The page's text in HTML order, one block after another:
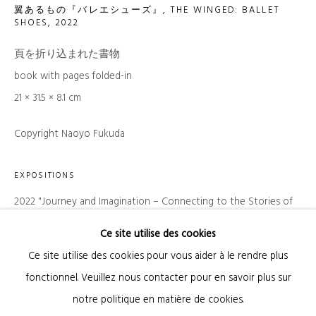
SIGNUP
* Champs obligatoires
notre politique de confidentialité (disponible sur demande). Vous pouvez vous
dans nos emails.
Gestion des cookies
© 2026 KANDA & OLIVEIRA SITE BY ARTLOGIC
Ce site utilise des cookies
Ce site utilise des cookies pour vous aider à le rendre plus
fonctionnel. Veuillez nous contacter pour en savoir plus sur
notre politique en matière de cookies.
翼あるもの『バレエシューズ』, THE WINGED: BALLET
SHOES, 2022
頁を折り込まれた書物
book with pages folded-in
21 × 31.5 × 8.1 cm
Copyright Naoyo Fukuda
EXPOSITIONS
2022 "Journey and Imagination – Connecting to the Stories of